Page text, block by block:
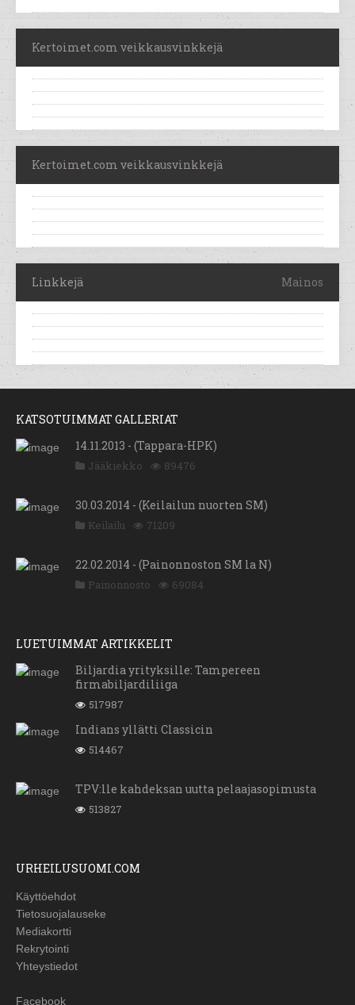
Kertoimet.com veikkausvinkkejä
Kertoimet.com veikkausvinkkejä
Linkkejä Mainos
KATSOTUIMMAT GALLERIAT
14.11.2013 - (Tappara-HPK)
Jääkiekko 89476
30.03.2014 - (Keilailun nuorten SM)
Keilailu 71209
22.02.2014 - (Painonnoston SM la N)
Painonnosto 69084
LUETUIMMAT ARTIKKELIT
Biljardia yrityksille: Tampereen
firmabiljardiliiga
517987
Indians yllätti Classicin
514467
TPV:lle kahdeksan uutta pelaajasopimusta
513827
URHEILUSUOMI.COM
Käyttöehdot
Tietosuojalauseke
Mediakortti
Rekrytointi
Yhteystiedot
Facebook